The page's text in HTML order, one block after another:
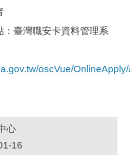
：臺灣職安卡資料管理系
oscVue/
心
16